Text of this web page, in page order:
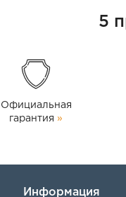
дизельного
энергетику и
5
Официальная
гарантия »
Информация